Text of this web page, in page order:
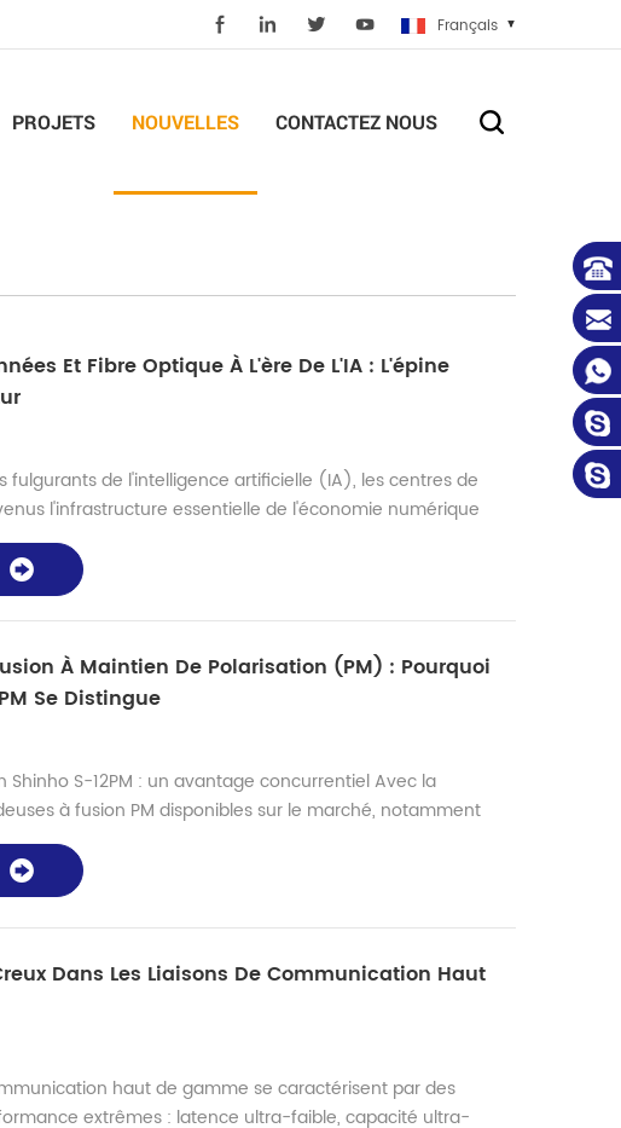
Français
PROJETS NOUVELLES CONTACTEZ NOUS
Et Fibre Optique À L'ère De L'IA : L'épine
fulgurants de l'intelligence artificielle (IA), les centres de
l'infrastructure essentielle de l'économie numérique
de modèles complexes à l'inférence en temps
de données doivent être traités et transmis à grande
fortement sur des réseaux à haute performance. Les
À Maintien De Polarisation (PM) : Pourquoi
Se Distingue
Shinho S-12PM : un avantage concurrentiel Avec la
à fusion PM disponibles sur le marché, notamment
haut de gamme comme Fujikura, on pourrait facilement
rime avec prix exorbitant. Pourtant, la Shinho S-12PM
en proposant des performances professionnelles à un
access...
Dans Les Liaisons De Communication Haut
haut de gamme se caractérisent par des
extrêmes : latence ultra-faible, capacité ultra-